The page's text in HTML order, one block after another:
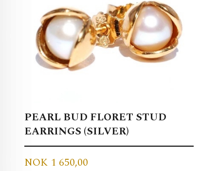
PEARL BUD FLORET STUD
EARRINGS (SILVER)
Pris
NOK 1 650,00